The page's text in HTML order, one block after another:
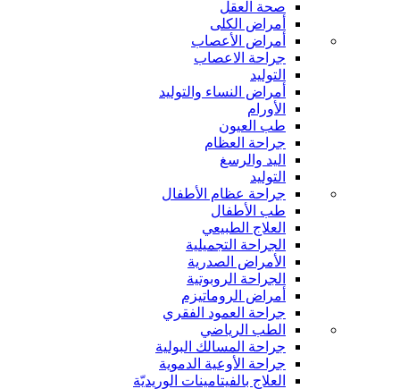
صحة العقل
أمراض الكلى
أمراض الأعصاب
جراحة الاعصاب
التوليد
أمراض النساء والتوليد
الأورام
طب العيون
جراحة العظام
اليد والرسغ
التوليد
جراحة عظام الأطفال
طب الأطفال
العلاج الطبيعي
الجراحة التجميلية
الأمراض الصدرية
الجراحة الروبوتية
أمراض الروماتيزم
جراحة العمود الفقري
الطب الرياضي
جراحة المسالك البولية
جراحة الأوعية الدموية
العلاج بالفيتامينات الوريديّة